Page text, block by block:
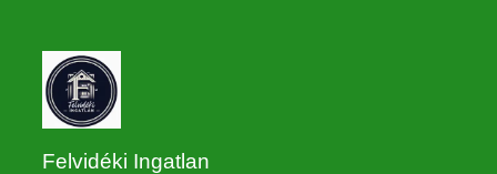
Felvidéki Ingatlan